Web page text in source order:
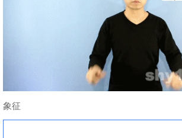
象征
Search